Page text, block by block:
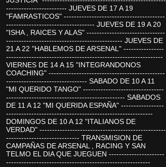
------------------------ JUEVES DE 17 A 19
"FAMRASTICOS" ----------------------------------------
----------------------------------- JUEVES DE 19 A 20
"ISHA , RAICES Y ALAS" -------------------------------
---------------------------------------------- JUEVES DE
21 A 22 "HABLEMOS DE ARSENAL" ----------------
--------------------------------------------------------------
VIERNES DE 14 A 15 "INTEGRANDONOS
COACHING" ----------------------------------------------
-------------------------------- SABADO DE 10 A 11
"MI QUERIDO TANGO" --------------------------------
----------------------------------------------- SABADOS
DE 11 A 12 "MI QUERIDA ESPAÑA" -----------------
----------------------------------------------------------
DOMINGOS DE 10 A 12 "ITALIANOS DE
VERDAD" --------------------------------------------------
----------------------------- TRANSMISION DE
CAMPAÑAS DE ARSENAL , RACING Y SAN
TELMO EL DIA QUE JUEGUEN ----------------------
---------------------------------------------------------